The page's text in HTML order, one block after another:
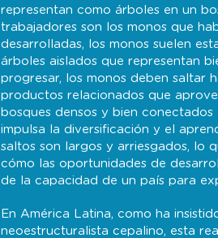
representan como árboles en un
trabajadores son los monos que
desarrolladas, los monos suelen
árboles aislados que representan
progresar, los monos deben saltar
productos relacionados que
bosques densos y bien
impulsa la diversificación y el
saltos son largos y arriesgados, lo
cómo las oportunidades de
de la capacidad de un país para
En América Latina, como ha
neoestructuralista cepalino, esta